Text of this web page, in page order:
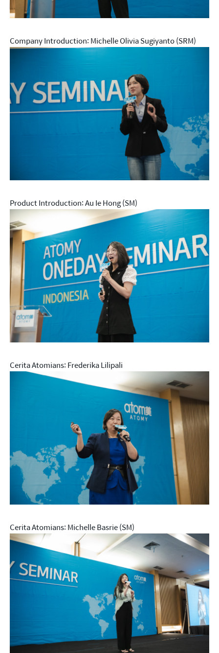
Company Introduction: Michelle Olivia Sugiyanto (SRM)
Product Introduction: Au Ie Hong (SM)
Cerita Atomians: Frederika Lilipali
Cerita Atomians: Michelle Basrie (SM)